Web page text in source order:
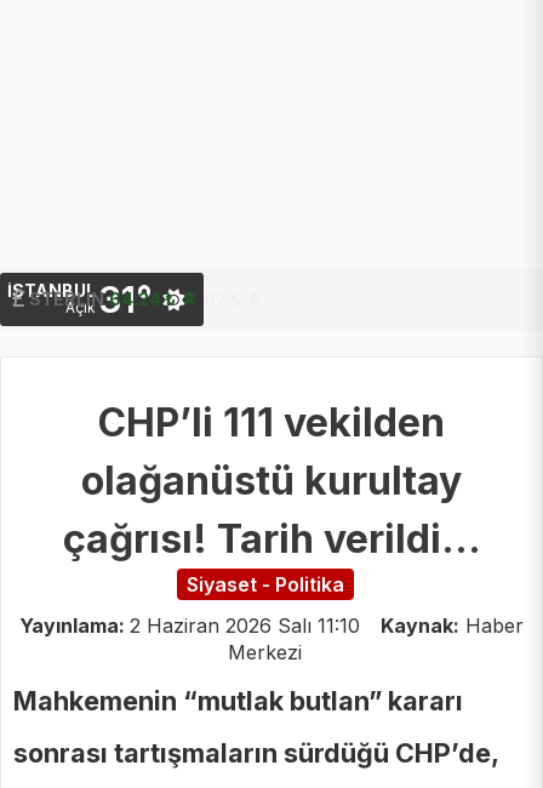
STERLIN 64.24 ₺
İSTANBUL
Açık 31°
CHP’li 111 vekilden
olağanüstü kurultay
çağrısı! Tarih verildi...
Siyaset - Politika
Yayınlama: 2 Haziran 2026 Salı 11:10 Kaynak: Haber
Merkezi
Mahkemenin “mutlak butlan” kararı
sonrası tartışmaların sürdüğü CHP’de,